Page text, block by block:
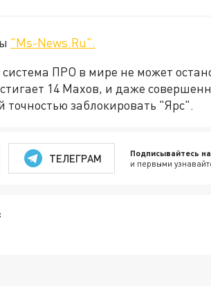
"Ms-News.Ru".
ПРО в мире не может
14 Махов, и даже
точностью заблокировать "Ярс".
ТЕЛЕГРАМ Подписывайтесь
и первыми